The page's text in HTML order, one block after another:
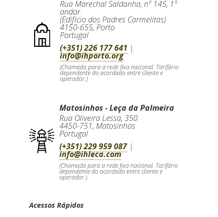
Rua Marechal Saldanha, nº 145, 1º
andar
(Edifício dos Padres Carmelitas)
4150-655,Porto
Portugal
(+351) 226 177 641 |
info@ihporto.org
(Chamada para a rede fixa nacional. Tarifário
dependente do acordado entre cliente e
operador.)
Matosinhos - Leça da Palmeira
Rua Oliveira Lessa, 350
4450-751,Matosinhos
Portugal
(+351) 229 959 087|
info@ihleca.com
(Chamada para a rede fixa nacional. Tarifário
dependente do acordado entre cliente e
operador.)
Acessos Rápidos